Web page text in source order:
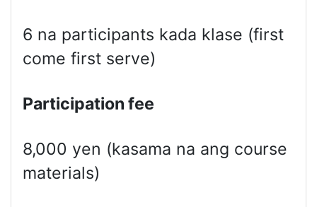
6 na participants kada klase (first
come first serve)
Participation fee
8,000 yen (kasama na ang course
materials)